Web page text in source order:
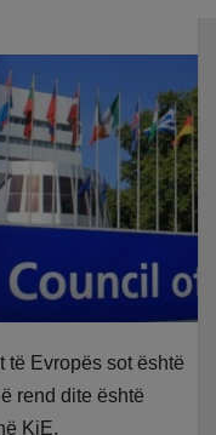
Evropës sot është
rend dite është
KiE.